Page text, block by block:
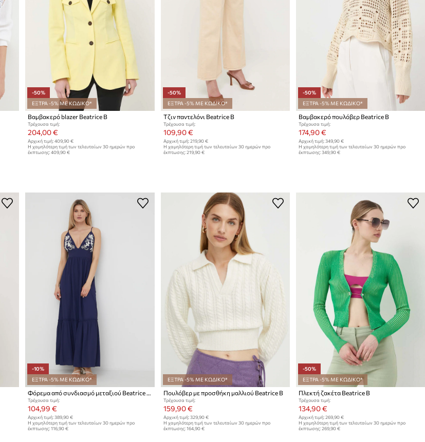
-50%
ΕΞΤΡΑ -5% ΜΕ ΚΩΔΙΚΟ*
Βαμβακερό blazer Beatrice B
Τρέχουσα τιμή:
204,00 €
Αρχική τιμή: 409,90 €
Η χαμηλότερη τιμή των τελευταίων 30 ημερών προ
έκπτωσης: 409,90 €
-50%
ΕΞΤΡΑ -5% ΜΕ ΚΩΔΙΚΟ*
Τζιν παντελόνι Beatrice B
Τρέχουσα τιμή:
109,90 €
Αρχική τιμή: 219,90 €
Η χαμηλότερη τιμή των τελευταίων 30 ημερών προ
έκπτωσης: 219,90 €
-50%
ΕΞΤΡΑ -5% ΜΕ ΚΩΔΙΚΟ*
Βαμβακερό πουλόβερ Beatrice B
Τρέχουσα τιμή:
174,90 €
Αρχική τιμή: 349,90 €
Η χαμηλότερη τιμή των τελευταίων 30 ημερών προ
έκπτωσης: 349,90 €
-10%
ΕΞΤΡΑ -5% ΜΕ ΚΩΔΙΚΟ*
Φόρεμα από συνδιασμό μεταξιού Beatrice B
Τρέχουσα τιμή:
104,99 €
Αρχική τιμή: 389,90 €
Η χαμηλότερη τιμή των τελευταίων 30 ημερών προ
έκπτωσης: 116,90 €
ΕΞΤΡΑ -5% ΜΕ ΚΩΔΙΚΟ*
Πουλόβερ με προσθήκη μαλλιού Beatrice B
Τρέχουσα τιμή:
159,90 €
Αρχική τιμή: 329,90 €
Η χαμηλότερη τιμή των τελευταίων 30 ημερών προ
έκπτωσης: 164,90 €
-50%
ΕΞΤΡΑ -5% ΜΕ ΚΩΔΙΚΟ*
Πλεκτή ζακέτα Beatrice B
Τρέχουσα τιμή:
134,90 €
Αρχική τιμή: 269,90 €
Η χαμηλότερη τιμή των τελευταίων 30 ημερών προ
έκπτωσης: 269,90 €